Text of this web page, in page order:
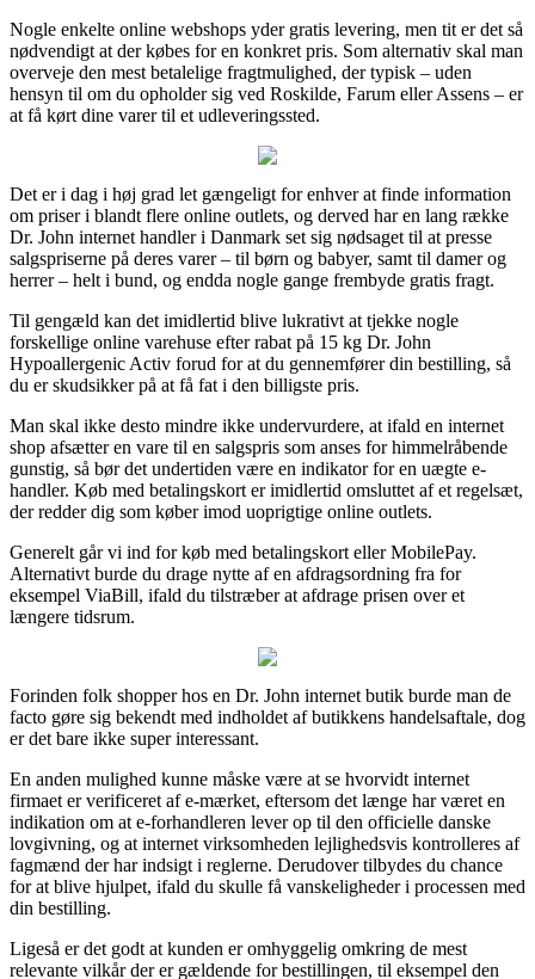
Nogle enkelte online webshops yder gratis levering, men tit er det så
nødvendigt at der købes for en konkret pris. Som alternativ skal man
overveje den mest betalelige fragtmulighed, der typisk – uden
hensyn til om du opholder sig ved Roskilde, Farum eller Assens – er
at få kørt dine varer til et udleveringssted.
Det er i dag i høj grad let gængeligt for enhver at finde information
om priser i blandt flere online outlets, og derved har en lang række
Dr. John internet handler i Danmark set sig nødsaget til at presse
salgspriserne på deres varer – til børn og babyer, samt til damer og
herrer – helt i bund, og endda nogle gange frembyde gratis fragt.
Til gengæld kan det imidlertid blive lukrativt at tjekke nogle
forskellige online varehuse efter rabat på 15 kg Dr. John
Hypoallergenic Activ forud for at du gennemfører din bestilling, så
du er skudsikker på at få fat i den billigste pris.
Man skal ikke desto mindre ikke undervurdere, at ifald en internet
shop afsætter en vare til en salgspris som anses for himmelråbende
gunstig, så bør det undertiden være en indikator for en uægte e-
handler. Køb med betalingskort er imidlertid omsluttet af et regelsæt,
der redder dig som køber imod uoprigtige online outlets.
Generelt går vi ind for køb med betalingskort eller MobilePay.
Alternativt burde du drage nytte af en afdragsordning fra for
eksempel ViaBill, ifald du tilstræber at afdrage prisen over et
længere tidsrum.
Forinden folk shopper hos en Dr. John internet butik burde man de
facto gøre sig bekendt med indholdet af butikkens handelsaftale, dog
er det bare ikke super interessant.
En anden mulighed kunne måske være at se hvorvidt internet
firmaet er verificeret af e-mærket, eftersom det længe har været en
indikation om at e-forhandleren lever op til den officielle danske
lovgivning, og at internet virksomheden lejlighedsvis kontrolleres af
fagmænd der har indsigt i reglerne. Derudover tilbydes du chance
for at blive hjulpet, ifald du skulle få vanskeligheder i processen med
din bestilling.
Ligeså er det godt at kunden er omhyggelig omkring de mest
relevante vilkår der er gældende for bestillingen, til eksempel den